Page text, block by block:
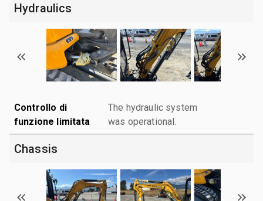
Hydraulics
Controllo di
funzione limitata
The hydraulic system
was operational.
Chassis